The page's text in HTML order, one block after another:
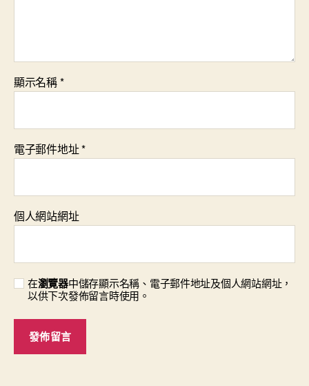
顯示名稱*
電子郵件地址*
個人網站網址
在瀏覽器中儲存顯示名稱、電子郵件地址及個人網站網址，
以供下次發佈留言時使用。